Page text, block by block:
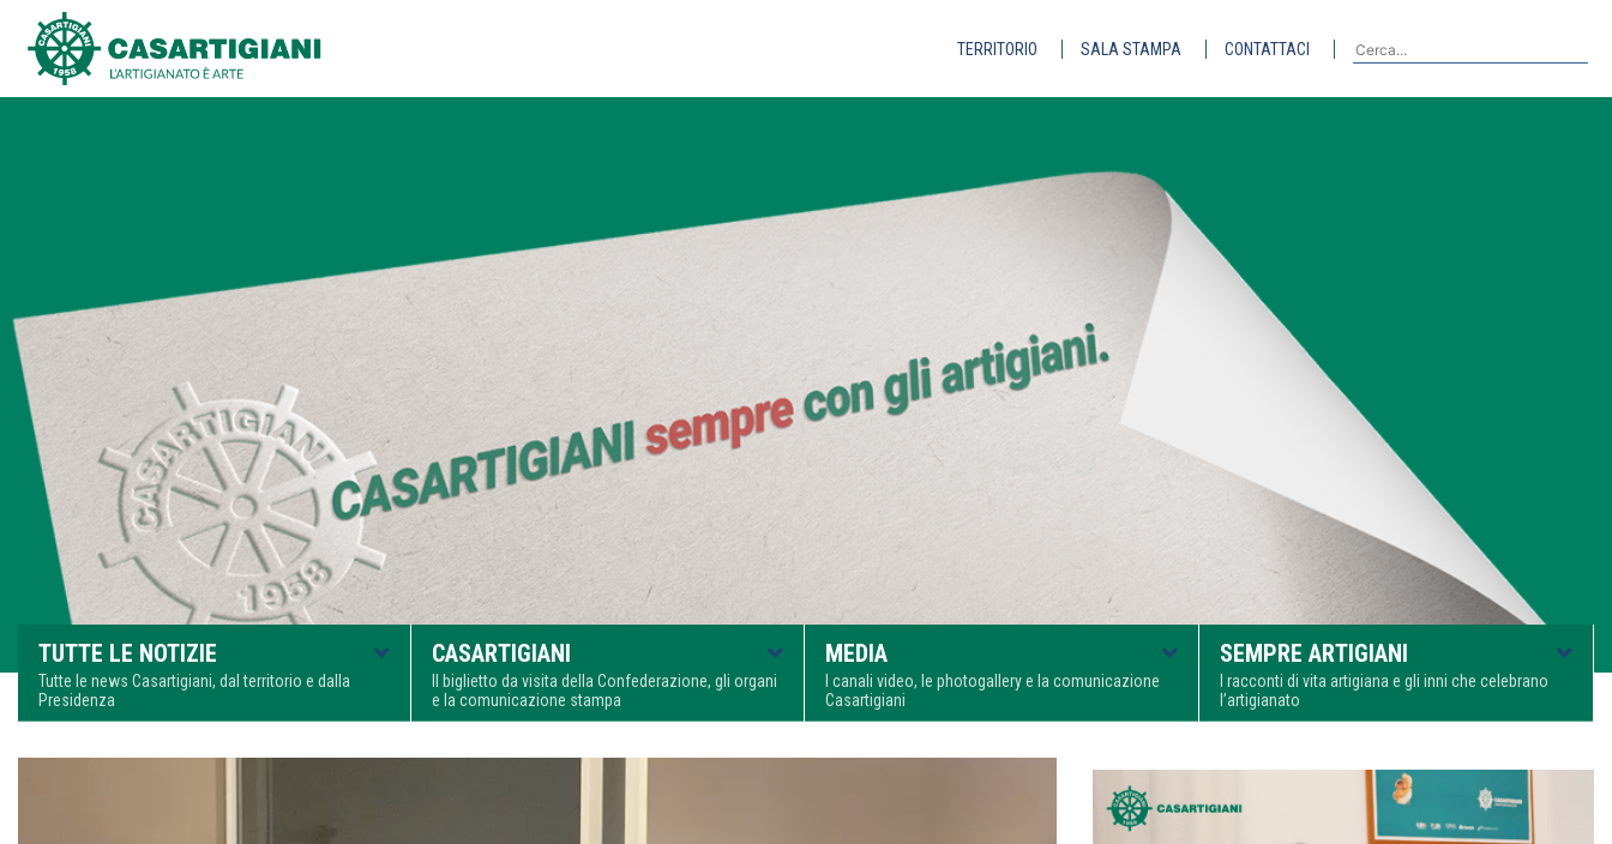
TERRITORIO SALA STAMPA CONTATTACI
TUTTE LE NOTIZIE
Tutte le news Casartigiani, dal territorio e dalla
Presidenza
CASARTIGIANI
Il biglietto da visita della Confederazione, gli organi
e la comunicazione stampa
MEDIA
I canali video, le photogallery e la comunicazione
Casartigiani
SEMPRE ARTIGIANI
I racconti di vita artigiana e gli inni che celebrano
l’artigianato